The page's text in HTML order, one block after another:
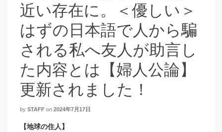
近い存在に。＜優しい＞
はずの日本語で人から騙
される私へ友人が助言し
た内容とは【婦人公論】
更新されました！
by STAFF on 2024年7月17日
【地球の住人】